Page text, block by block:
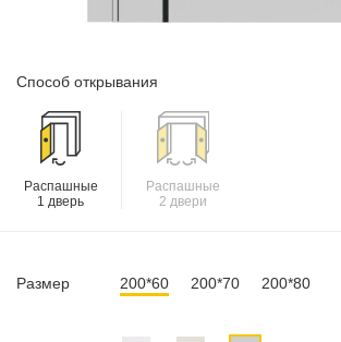
Способ открывания
Распашные
1 дверь
Распашные
2 двери
Размер 200*60 200*70 200*80